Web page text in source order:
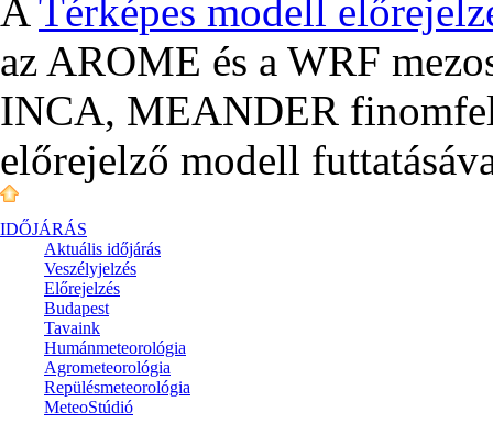
ATérképes modell
az AROME és a WRF
INCA, MEANDER
előrejelző modell
IDŐJÁRÁS
Aktuális időjárás
Veszélyjelzés
Előrejelzés
Budapest
Tavaink
Humánmeteorológia
Agrometeorológia
Repülésmeteorológia
MeteoStúdió